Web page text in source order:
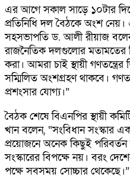
এর আগে সকাল সাড়ে ১০টার
প্রতিনিধি দল বৈঠকে অংশ
সহসভাপতি ড. আলী রীয়াজ
রাজনৈতিক দলগুলোর মতামতের
করা। আমরা চাই স্থায়ী
সম্মিলিত অংশগ্রহণ থাকবে।
প্রশংসার যোগ্য।”
বৈঠক শেষে বিএনপির স্থায়ী
খান বলেন, “সংবিধান সংস্কার
প্রয়োজনে অনেক কিছুই
সংস্কারের বিপক্ষে নয়। বরং
পক্ষে সবসময় সোচ্চার থেকেছে।”